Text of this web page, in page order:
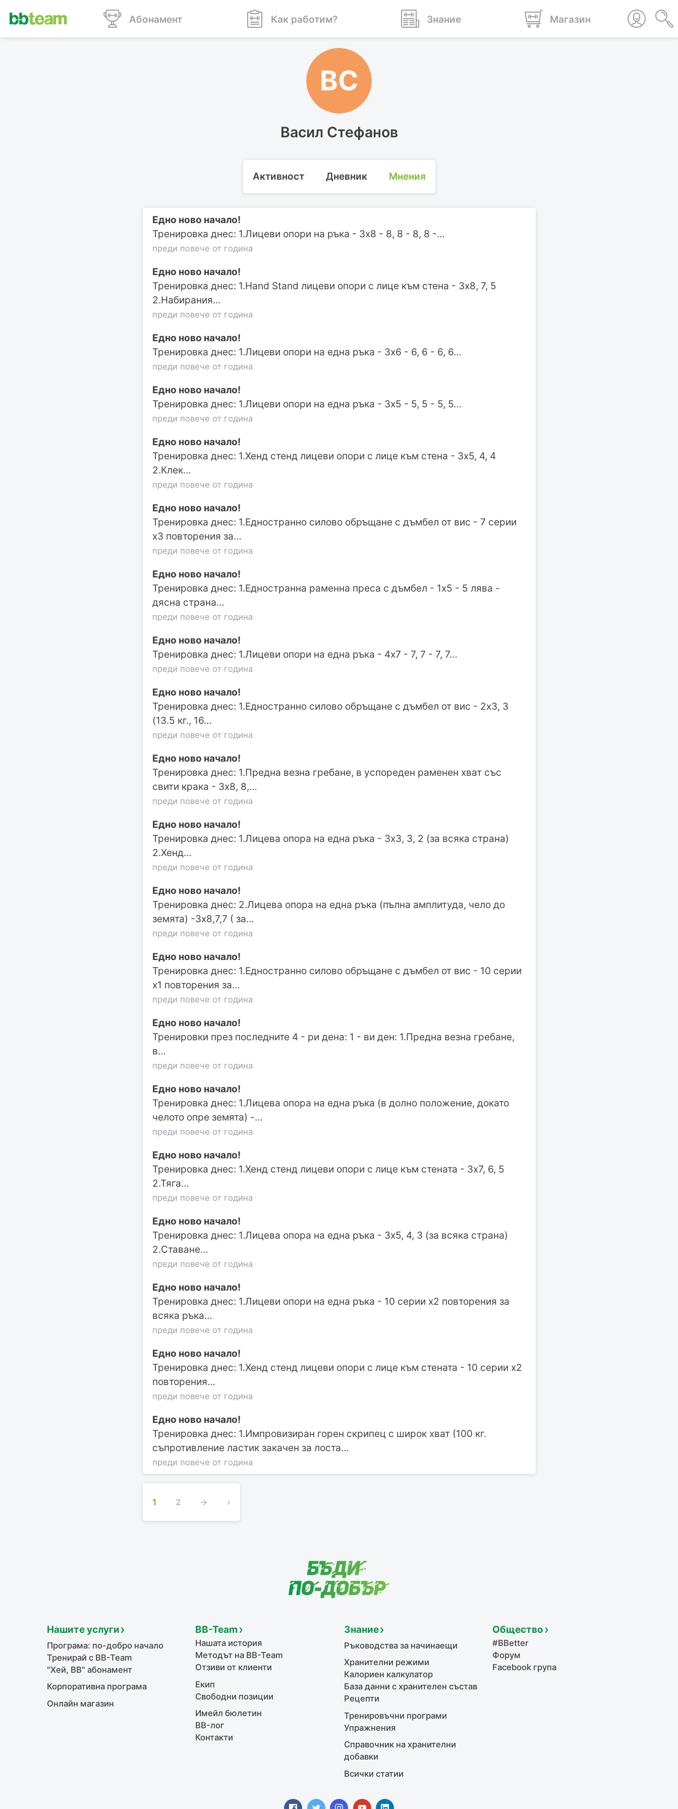
Абонамент Как работим? Знание Магазин
ВС
Васил Стефанов
Активност Дневник Мнения
Едно ново начало!
Тренировка днес: 1.Лицеви опори на ръка - 3х8 - 8, 8 - 8, 8 -…
преди повече от година
Едно ново начало!
Тренировка днес: 1.Hand Stand лицеви опори с лице към стена - 3х8, 7, 5
2.Набирания…
преди повече от година
Едно ново начало!
Тренировка днес: 1.Лицеви опори на една ръка - 3х6 - 6, 6 - 6, 6…
преди повече от година
Едно ново начало!
Тренировка днес: 1.Лицеви опори на една ръка - 3х5 - 5, 5 - 5, 5…
преди повече от година
Едно ново начало!
Тренировка днес: 1.Хенд стенд лицеви опори с лице към стена - 3х5, 4, 4
2.Клек…
преди повече от година
Едно ново начало!
Тренировка днес: 1.Едностранно силово обръщане с дъмбел от вис - 7 серии
х3 повторения за…
преди повече от година
Едно ново начало!
Тренировка днес: 1.Едностранна раменна преса с дъмбел - 1х5 - 5 лява -
дясна страна…
преди повече от година
Едно ново начало!
Тренировка днес: 1.Лицеви опори на една ръка - 4х7 - 7, 7 - 7, 7…
преди повече от година
Едно ново начало!
Тренировка днес: 1.Едностранно силово обръщане с дъмбел от вис - 2х3, 3
(13.5 кг., 16…
преди повече от година
Едно ново начало!
Тренировка днес: 1.Предна везна гребане, в успореден раменен хват със
свити крака - 3х8, 8,…
преди повече от година
Едно ново начало!
Тренировка днес: 1.Лицева опора на една ръка - 3х3, 3, 2 (за всяка страна)
2.Хенд…
преди повече от година
Едно ново начало!
Тренировка днес: 2.Лицева опора на една ръка (пълна амплитуда, чело до
земята) -3х8,7,7 ( за…
преди повече от година
Едно ново начало!
Тренировка днес: 1.Едностранно силово обръщане с дъмбел от вис - 10 серии
х1 повторения за…
преди повече от година
Едно ново начало!
Тренировки през последните 4 - ри дена: 1 - ви ден: 1.Предна везна гребане,
в…
преди повече от година
Едно ново начало!
Тренировка днес: 1.Лицева опора на една ръка (в долно положение, докато
челото опре земята) -…
преди повече от година
Едно ново начало!
Тренировка днес: 1.Хенд стенд лицеви опори с лице към стената - 3х7, 6, 5
2.Тяга…
преди повече от година
Едно ново начало!
Тренировка днес: 1.Лицева опора на една ръка - 3х5, 4, 3 (за всяка страна)
2.Ставане…
преди повече от година
Едно ново начало!
Тренировка днес: 1.Лицеви опори на една ръка - 10 серии х2 повторения за
всяка ръка…
преди повече от година
Едно ново начало!
Тренировка днес: 1.Хенд стенд лицеви опори с лице към стената - 10 серии х2
повторения…
преди повече от година
Едно ново начало!
Тренировка днес: 1.Импровизиран горен скрипец с широк хват (100 кг.
съпротивление ластик закачен за лоста…
преди повече от година
1 2 → ›
Нашите услуги
Програма: по-добро начало
Тренирай с BB-Team
"Хей, ВВ" абонамент
Корпоративна програма
Онлайн магазин
BB-Team
Нашата история
Методът на BB-Team
Отзиви от клиенти
Екип
Свободни позиции
Имейл бюлетин
BB-лог
Контакти
Знание
Ръководства за начинаещи
Хранителни режими
Калориен калкулатор
База данни с хранителен състав
Рецепти
Тренировъчни програми
Упражнения
Справочник на хранителни
добавки
Всички статии
Общество
#BBetter
Форум
Facebook група